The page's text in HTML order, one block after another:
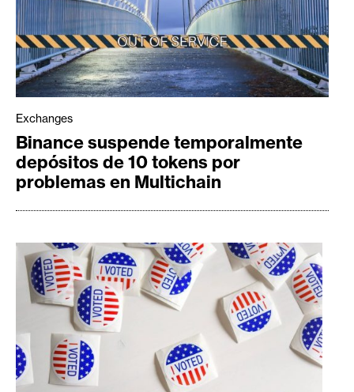
Exchanges
Binance suspende temporalmente
depósitos de 10 tokens por
problemas en Multichain